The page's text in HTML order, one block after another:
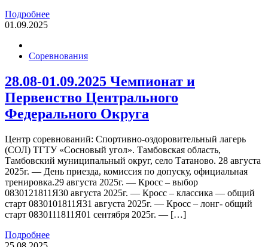
Подробнее
01.09.2025
Соревнования
28.08-01.09.2025 Чемпионат и
Первенство Центрального
Федерального Округа
Центр соревнований: Спортивно-оздоровительный лагерь
(СОЛ) ТГТУ «Сосновый угол». Тамбовская область,
Тамбовский муниципальный округ, село Татаново. 28 августа
2025г. — День приезда, комиссия по допуску, официальная
тренировка.29 августа 2025г. — Кросс – выбор
0830121811Я30 августа 2025г. — Кросс – классика — общий
старт 0830101811Я31 августа 2025г. — Кросс – лонг- общий
старт 0830111811Я01 сентября 2025г. — […]
Подробнее